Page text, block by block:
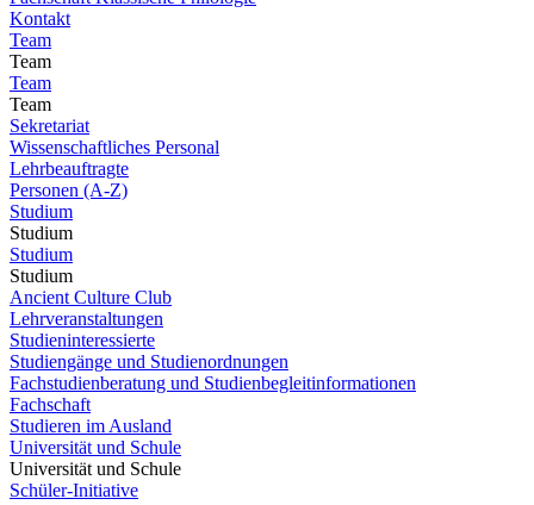
Kontakt
Team
Team
Team
Team
Sekretariat
Wissenschaftliches Personal
Lehrbeauftragte
Personen (A-Z)
Studium
Studium
Studium
Studium
Ancient Culture Club
Lehrveranstaltungen
Studieninteressierte
Studiengänge und Studienordnungen
Fachstudienberatung und Studienbegleitinformationen
Fachschaft
Studieren im Ausland
Universität und Schule
Universität und Schule
Schüler-Initiative